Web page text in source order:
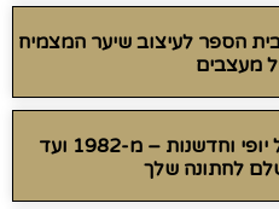
הספר לעיצוב שיער המצמיח
מעצבים
סלון כלות בוטיק: מסורת של יופי וחדשנות – מ-1982 ועד
לחתונה שלך